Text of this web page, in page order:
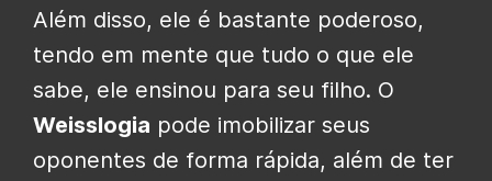
Além disso, ele é bastante poderoso,
tendo em mente que tudo o que ele
sabe, ele ensinou para seu filho. O
Weisslogia pode imobilizar seus
oponentes de forma rápida, além de ter